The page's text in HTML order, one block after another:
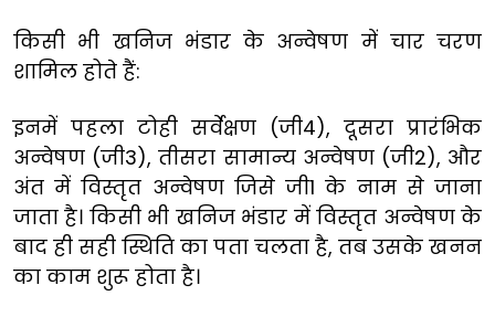
किसी भी खनिज भंडार के अन्वेषण में चार चरण
शामिल होते हैं:
इनमें पहला टोही सर्वेक्षण (जी4), दूसरा प्रारंभिक
अन्वेषण (जी3), तीसरा सामान्य अन्वेषण (जी2), और
अंत में विस्तृत अन्वेषण जिसे जी1 के नाम से जाना
जाता है। किसी भी खनिज भंडार में विस्तृत अन्वेषण के
बाद ही सही स्थिति का पता चलता है, तब उसके खनन
का काम शुरू होता है।